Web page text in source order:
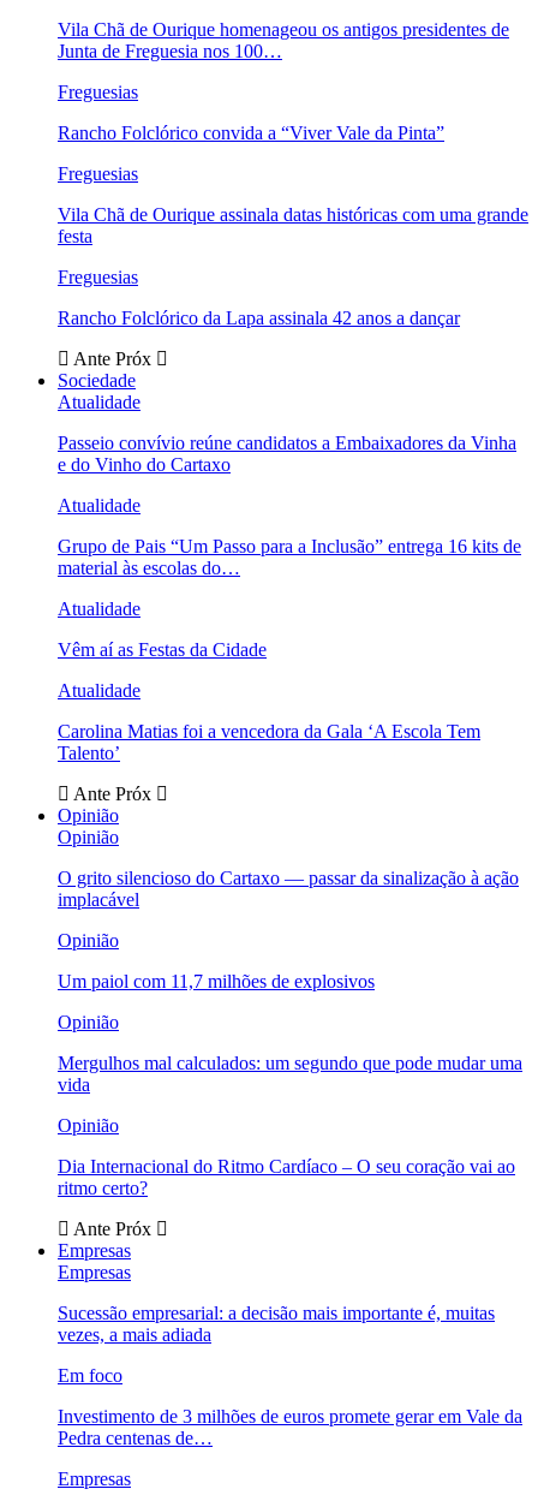
Vila Chã de Ourique homenageou os antigos presidentes de
Junta de Freguesia nos 100…
Freguesias
Rancho Folclórico convida a “Viver Vale da Pinta”
Freguesias
Vila Chã de Ourique assinala datas históricas com uma grande
festa
Freguesias
Rancho Folclórico da Lapa assinala 42 anos a dançar
Ante Próx
Sociedade
Atualidade
Passeio convívio reúne candidatos a Embaixadores da Vinha
e do Vinho do Cartaxo
Atualidade
Grupo de Pais “Um Passo para a Inclusão” entrega 16 kits de
material às escolas do…
Atualidade
Vêm aí as Festas da Cidade
Atualidade
Carolina Matias foi a vencedora da Gala ‘A Escola Tem
Talento’
Ante Próx
Opinião
Opinião
O grito silencioso do Cartaxo — passar da sinalização à ação
implacável
Opinião
Um paiol com 11,7 milhões de explosivos
Opinião
Mergulhos mal calculados: um segundo que pode mudar uma
vida
Opinião
Dia Internacional do Ritmo Cardíaco – O seu coração vai ao
ritmo certo?
Ante Próx
Empresas
Empresas
Sucessão empresarial: a decisão mais importante é, muitas
vezes, a mais adiada
Em foco
Investimento de 3 milhões de euros promete gerar em Vale da
Pedra centenas de…
Empresas